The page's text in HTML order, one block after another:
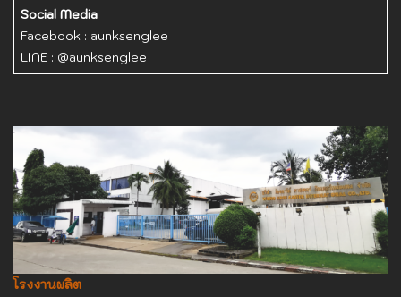
Social Media
Facebook : aunksenglee
LINE : @aunksenglee
โรงงานผลิต